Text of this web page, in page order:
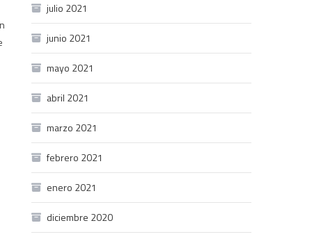
julio 2021
junio 2021
mayo 2021
abril 2021
marzo 2021
febrero 2021
enero 2021
diciembre 2020